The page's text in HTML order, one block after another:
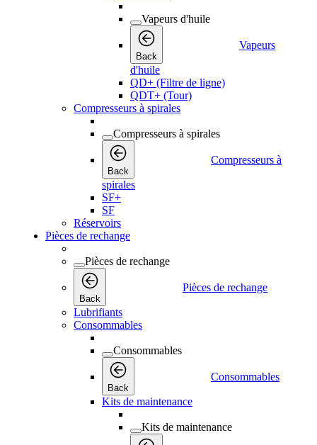
Vapeurs d'huile
Back
Vapeurs
d'huile
QD+ (Filtre de ligne)
QDT+ (Tour)
Compresseurs à spirales
Compresseurs à spirales
Back
Compresseurs à
spirales
SF+
SF
Réservoirs
Pièces de rechange
Pièces de rechange
Back
Pièces de rechange
Lubrifiants
Consommables
Consommables
Back
Consommables
Kits de maintenance
Kits de maintenance